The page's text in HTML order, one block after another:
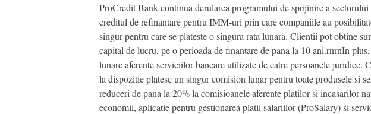
ProCredit Bank continua derularea programului de sprijinire a
creditul de refinantare pentru IMM-uri prin care companiile au
singur pentru care se plateste o singura rata lunara. Clientii pot obtine
capital de lucru, pe o perioada de finantare de pana la 10 ani.rnrnIn
lunare aferente serviciilor bancare utilizate de catre persoanele
la dispozitie platesc un singur comision lunar pentru toate produsele si
reduceri de pana la 20% la comisioanele aferente platilor si incasarilor
economii, aplicatie pentru gestionarea platii salariilor (ProSalary) si